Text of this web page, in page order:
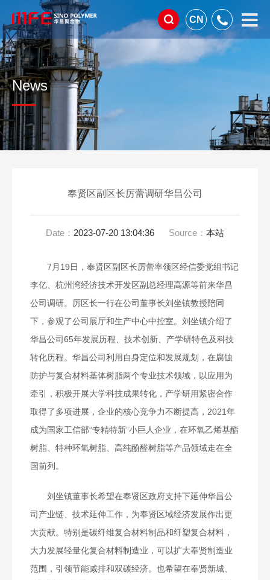
CN
News
奉贤区副区长厉蕾调研华昌公司
Date： 2023-07-20 13:04:36 Source： 本站
7月19日，奉贤区副区长厉蕾率领区经信委党组书记
李亿、杭州湾经济技术开发区副总经理高源等前来华昌
公司调研。厉区长一行在公司董事长刘坐镇教授陪同
下，参观了公司展厅和生产中心中控室。刘坐镇介绍了
华昌公司65年发展历程、技术创新、产学研特色及科技
转化历程。华昌公司利用自身定位和发展规划，在腐蚀
防护与复合材料基体树脂两个专业技术领域，以应用为
牵引，积极开展大学科技成果转化，产学研用紧密合作
取得了多项进展，企业的核心竞争力不断提高，2021年
成为国家工信部“专精特新”小巨人企业，在环氧乙烯基酯
树脂、特种环氧树脂、高纯酚醛树脂等产品领域走在全
国前列。
刘坐镇董事长希望在奉贤区政府支持下延伸华昌公
司产业链、技术延伸工作，为奉贤区域经济发展作出更
大贡献。特别是碳纤维复合材料制品和纤塑复合材料，
大力发展轻量化复合材料制造业，可以扩大奉贤制造业
范围，引领节能减排和双碳经济。也希望在奉贤新城、